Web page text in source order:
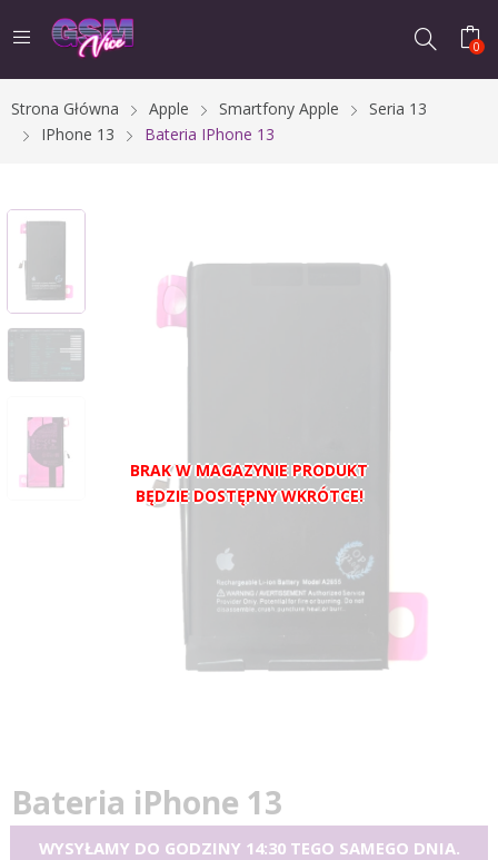
0
Strona Główna Apple Smartfony Apple
Seria 13
IPhone 13
Bateria IPhone 13
Bateria iPhone 13
WYSYŁAMY DO GODZINY 14:30 TEGO SAMEGO DNIA.